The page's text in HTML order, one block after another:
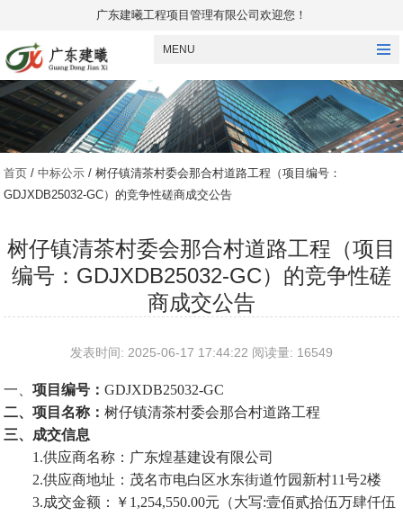
广东建曦工程项目管理有限公司欢迎您！
MENU
首页 /中标公示 / 树仔镇清茶村委会那合村道路工程（项目编号：
GDJXDB25032-GC）的竞争性磋商成交公告
树仔镇清茶村委会那合村道路工程（项目
编号：GDJXDB25032-GC）的竞争性磋
商成交公告
发表时间: 2025-06-17 17:44:22 阅读量: 16549
一、项目编号 ：GDJXDB25032-GC
二、项目名称：树仔镇清茶村委会那合村道路工程
三、 成交信息
1.供应商名称： 广东煌基建设有限公司
2.供应商地址 ：茂名市电白区水东街道竹园新村11号2楼
3.成交金额： ￥ 1,254,550.00元（大写:壹佰贰拾伍万肆仟伍